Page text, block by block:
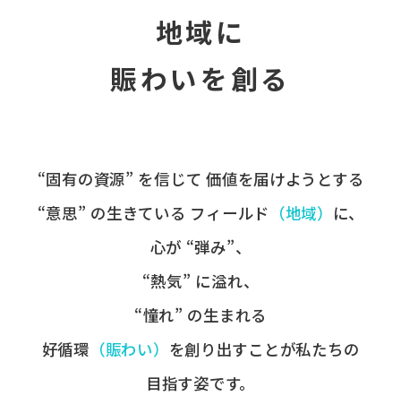
地域に
賑わいを創る
“固有の​資源” を​信じて 価値を​届けようとする​
“意思” の​生きている フィールド ​（地域） に、
心が​ “弾み”、
“熱気” に​溢れ、
“憧れ” の​生まれる
好循環 ​（賑わい） を​創り出すことが​私たちの​
目指す姿です。​